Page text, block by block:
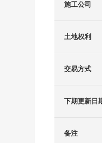
施工公司
土地权利
交易方式
下期更新日
备注